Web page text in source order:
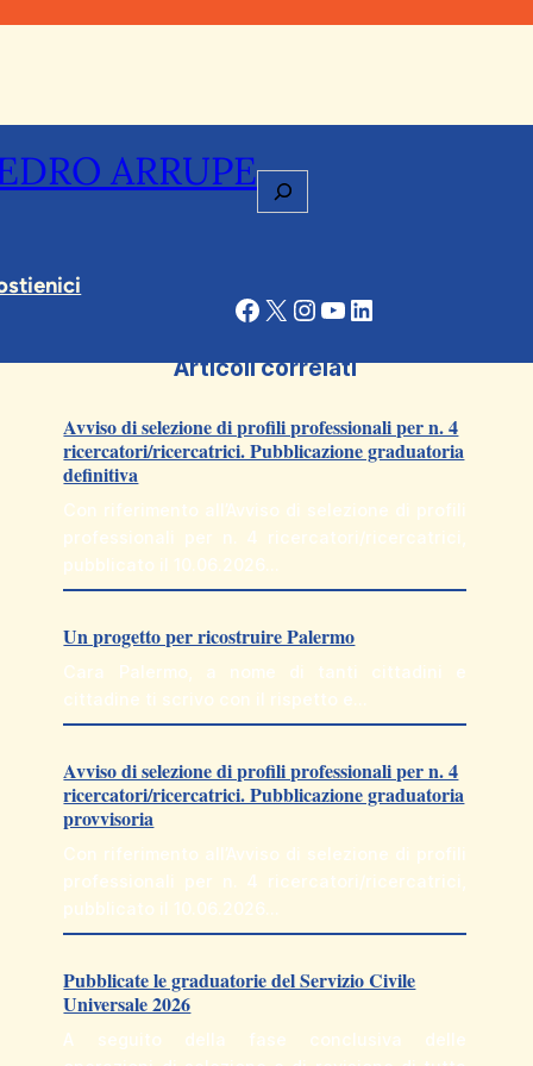
ARRUPE Cerca
Facebook X InstagramYouTube LinkedIn
Articoli correlati
Avviso di selezione di profili professionali per n. 4
ricercatori/ricercatrici. Pubblicazione graduatoria
definitiva
Con riferimento all’Avviso di selezione di profili
professionali per n. 4 ricercatori/ricercatrici,
pubblicato il 10.06.2026…
Un progetto per ricostruire Palermo
Cara Palermo, a nome di tanti cittadini e
cittadine ti scrivo con il rispetto e…
Avviso di selezione di profili professionali per n. 4
ricercatori/ricercatrici. Pubblicazione graduatoria
provvisoria
Con riferimento all’Avviso di selezione di profili
professionali per n. 4 ricercatori/ricercatrici,
pubblicato il 10.06.2026…
Pubblicate le graduatorie del Servizio Civile
Universale 2026
A seguito della fase conclusiva delle